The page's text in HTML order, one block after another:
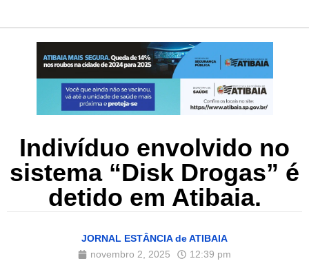
Indivíduo envolvido no
sistema “Disk Drogas” é
detido em Atibaia.
JORNAL ESTÂNCIA de ATIBAIA
novembro 2, 2025
12:39 pm